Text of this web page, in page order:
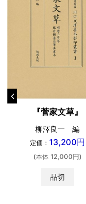
『菅家文草』
柳澤良一 編
定価： 13,200円
(本体 12,000円)
品切